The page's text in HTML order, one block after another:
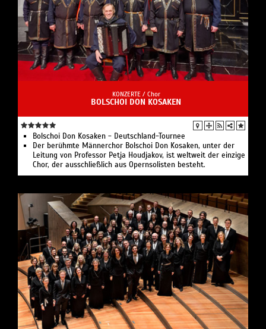
KONZERTE / Chor
BOLSCHOI DON KOSAKEN
Bolschoi Don Kosaken - Deutschland-Tournee
Der berühmte Männerchor Bolschoi Don Kosaken, unter der
Leitung von Professor Petja Houdjakov, ist weltweit der einzige
Chor, der ausschließlich aus Opernsolisten besteht.